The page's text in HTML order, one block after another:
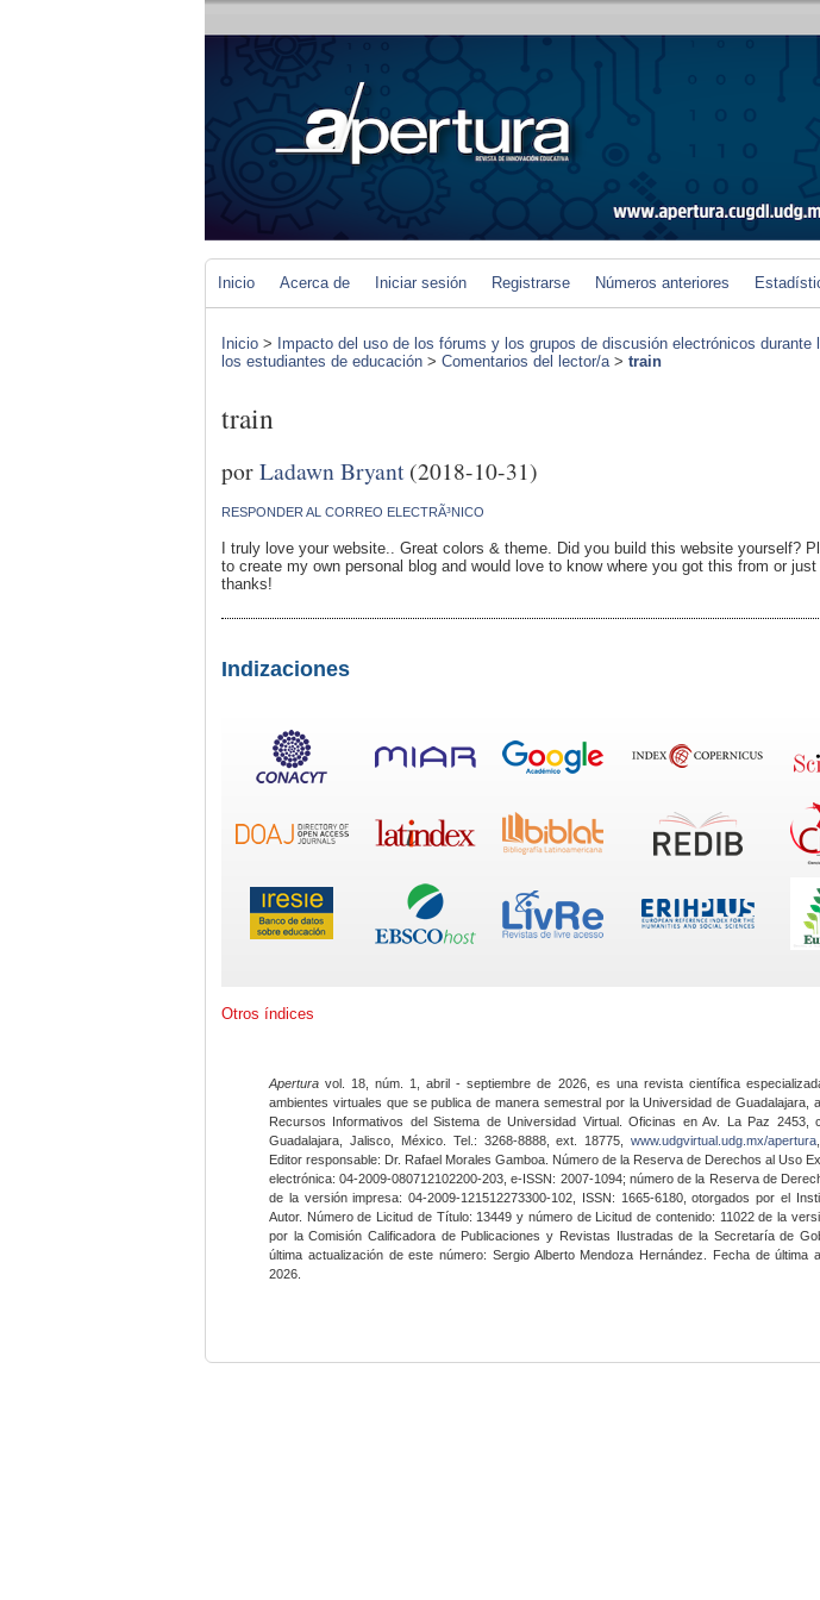
Inicio Acerca de Iniciar sesión Registrarse Números anteriores
Inicio > Impacto del uso de los fórums y los grupos de discusión electrónicos
los estudiantes de educación > Comentarios del lector/a> train
train
porLadawn Bryant(2018-10-31)
RESPONDER AL CORREO ELECTRÃ³NICO
I truly love your website.. Great colors & theme. Did you build this website yourself?
to create my own personal blog and would love to know where you got this from or
thanks!
Indizaciones
Otros índices
Apertura vol. 18, núm. 1, abril - septiembre de 2026, es una revista científica
ambientes virtuales que se publica de manera semestral por la Universidad de Guadalajara,
Recursos Informativos del Sistema de Universidad Virtual. Oficinas en Av. La Paz 2453,
Guadalajara, Jalisco, México. Tel.: 3268-8888, ext. 18775,www.udgvirtual.udg.mx/apertura
Editor responsable: Dr. Rafael Morales Gamboa. Número de la Reserva de Derechos al Uso
electrónica: 04-2009-080712102200-203, e-ISSN: 2007-1094; número de la Reserva de
de la versión impresa: 04-2009-121512273300-102, ISSN: 1665-6180, otorgados por el
Autor. Número de Licitud de Título: 13449 y número de Licitud de contenido: 11022 de la
por la Comisión Calificadora de Publicaciones y Revistas Ilustradas de la Secretaría de
última actualización de este número: Sergio Alberto Mendoza Hernández. Fecha de última
2026.